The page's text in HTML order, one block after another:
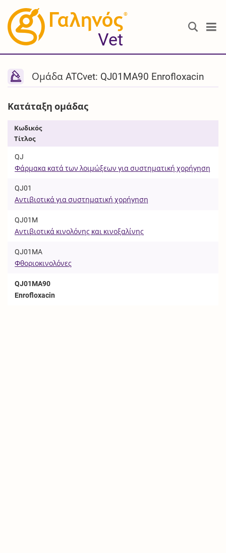
®
Vet
Ομάδα ATCvet: QJ01MA90 Enrofloxacin
Κατάταξη ομάδας
Κωδικός
Τίτλος
QJ
Φάρμακα κατά των λοιμώξεων για συστηματική χορήγηση
QJ01
Αντιβιοτικά για συστηματική χορήγηση
QJ01M
Αντιβιοτικά κινολόνης και κινοξαλίνης
QJ01MA
Φθοριοκινολόνες
QJ01MA90
Enrofloxacin